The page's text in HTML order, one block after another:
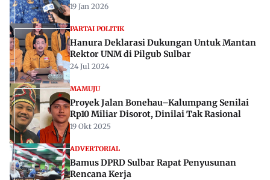
19 Jan 2026
PARTAI POLITIK
Hanura Deklarasi Dukungan Untuk Mantan
Rektor UNM di Pilgub Sulbar
24 Jul 2024
MAMUJU
Proyek Jalan Bonehau–Kalumpang Senilai
Rp10 Miliar Disorot, Dinilai Tak Rasional
19 Okt 2025
ADVERTORIAL
Bamus DPRD Sulbar Rapat Penyusunan
Rencana Kerja